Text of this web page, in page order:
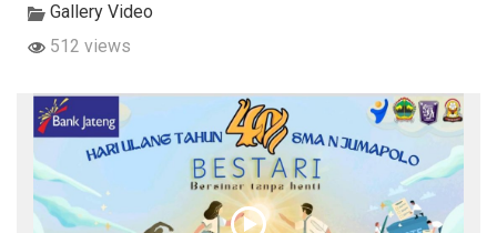
Gallery Video
512 views